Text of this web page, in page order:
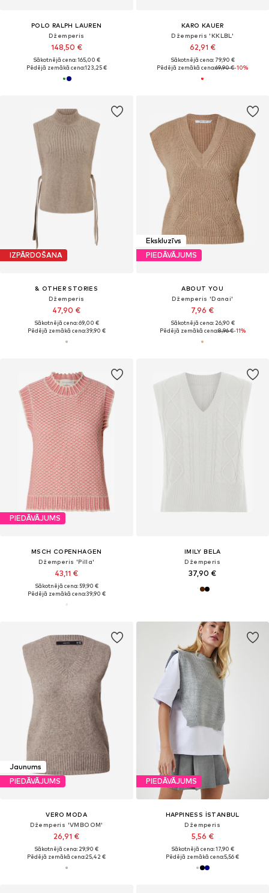
POLO RALPH LAUREN
Džemperis
148,50 €
Sākotnējā cena: 165,00 €
Pēdējā zemākā cena:123,25 €
KARO KAUER
Džemperis 'KKLBL'
62,91 €
Sākotnējā cena: 79,90 €
Pēdējā zemākā cena:69,90 €-10%
IZPĀRDOŠANA
& OTHER STORIES
Džemperis
47,90 €
Sākotnējā cena: 69,00 €
Pēdējā zemākā cena:39,90 €
Ekskluzīvs
PIEDĀVĀJUMS
ABOUT YOU
Džemperis 'Danai'
7,96 €
Sākotnējā cena: 26,90 €
Pēdējā zemākā cena:8,96 €-11%
PIEDĀVĀJUMS
MSCH COPENHAGEN
Džemperis 'Pilla'
43,11 €
Sākotnējā cena: 59,90 €
Pēdējā zemākā cena:39,90 €
IMILY BELA
Džemperis
37,90 €
Jaunums
PIEDĀVĀJUMS
VERO MODA
Džemperis 'VMBOOM'
26,91 €
Sākotnējā cena: 29,90 €
Pēdējā zemākā cena:25,42 €
PIEDĀVĀJUMS
HAPPINESS İSTANBUL
Džemperis
5,56 €
Sākotnējā cena: 17,90 €
Pēdējā zemākā cena:5,56 €